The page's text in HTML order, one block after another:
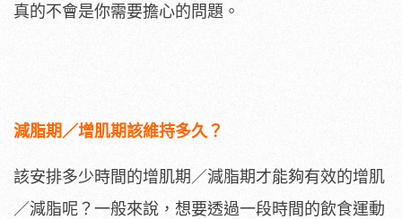
真的不會是你需要擔心的問題。
減脂期／增肌期該維持多久？
該安排多少時間的增肌期／減脂期才能夠有效的增肌
／減脂呢？一般來說，想要透過一段時間的飲食運動